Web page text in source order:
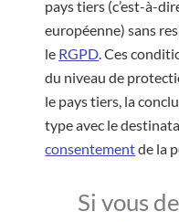
pays tiers (c’est-à-
européenne) sans
le RGPD . Ces
du niveau de
le pays tiers, la
type avec le
consentementde la
Si vous